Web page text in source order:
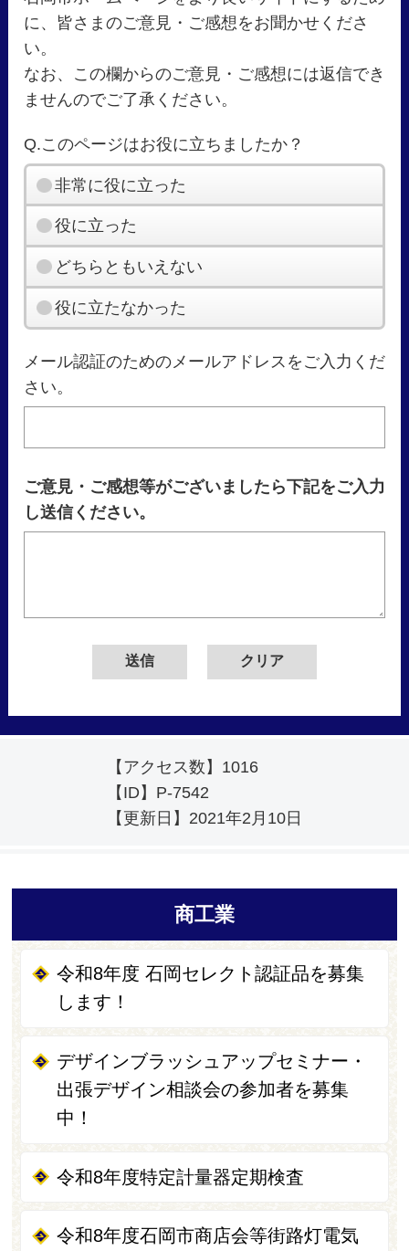
に、皆さまのご意見・ご感想をお聞かせくださ
い。
なお、この欄からのご意見・ご感想には返信でき
ませんのでご了承ください。
Q.このページはお役に立ちましたか？
非常に役に立った
役に立った
どちらともいえない
役に立たなかった
メール認証のためのメールアドレスをご入力くだ
さい。
ご意見・ご感想等がございましたら下記をご入力
し送信ください。
【アクセス数】 1016
【ID】 P-7542
【更新日】 2021年2月10日
商工業
令和8年度 石岡セレクト認証品を募集
します！
デザインブラッシュアップセミナー・
出張デザイン相談会の参加者を募集
中！
令和8年度特定計量器定期検査
令和8年度石岡市商店会等街路灯電気